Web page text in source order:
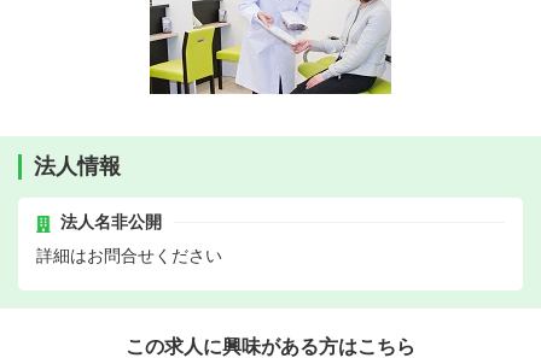
法人情報
法人名非公開
詳細はお問合せください
この求人に興味がある方はこちら